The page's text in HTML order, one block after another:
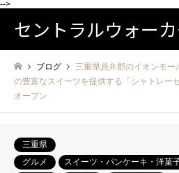
-->
セントラルウォー
ブログ
三重県員弁郡のイオンモ
の豊富なスイーツを提供する「シャトレー
オープン
三重県
グルメ
スイーツ・パンケーキ・洋菓